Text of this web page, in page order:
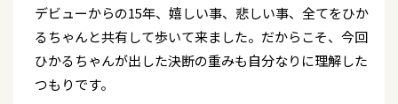
デビューからの15年、嬉しい事、悲しい事、全てをひか
るちゃんと共有して歩いて来ました。だからこそ、今回
ひかるちゃんが出した決断の重みも自分なりに理解した
つもりです。